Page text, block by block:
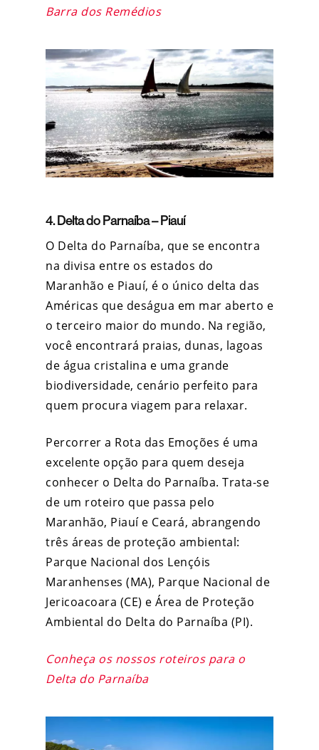
Barra dos Remédios
4. Delta do Parnaíba – Piauí
O Delta do Parnaíba, que se encontra
na divisa entre os estados do
Maranhão e Piauí, é o único delta das
Américas que deságua em mar aberto e
o terceiro maior do mundo. Na região,
você encontrará praias, dunas, lagoas
de água cristalina e uma grande
biodiversidade, cenário perfeito para
quem procura viagem para relaxar.
Percorrer a Rota das Emoções é uma
excelente opção para quem deseja
conhecer o Delta do Parnaíba. Trata-se
de um roteiro que passa pelo
Maranhão, Piauí e Ceará, abrangendo
três áreas de proteção ambiental:
Parque Nacional dos Lençóis
Maranhenses (MA), Parque Nacional de
Jericoacoara (CE) e Área de Proteção
Ambiental do Delta do Parnaíba (PI).
Conheça os nossos roteiros para o
Delta do Parnaíba